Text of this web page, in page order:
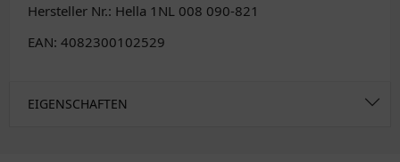
Hersteller Nr.: Hella 1NL 008 090-821
EAN: 4082300102529
EIGENSCHAFTEN